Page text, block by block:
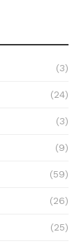
(3)
(24)
(3)
(9)
(59)
(26)
(25)